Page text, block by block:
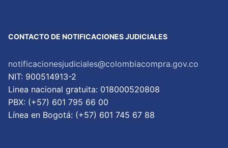
CONTACTO DE NOTIFICACIONES JUDICIALES
notificacionesjudiciales@colombiacompra.gov.co
NIT: 900514913-2
Linea nacional gratuita: 018000520808
PBX: (+57) 601 795 66 00
Lí­nea en Bogotá: (+57) 601 745 67 88